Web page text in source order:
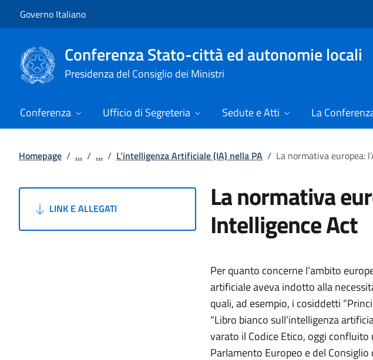
Governo Italiano
Conferenza Stato-città ed autonomie locali
Presidenza del Consiglio dei Ministri
Conferenza Ufficio di Segreteria Sedute e Atti La
Homepage / ... / ... / L’intelligenza Artificiale (IA) nella PA / La normativa europea:
LINK E ALLEGATI La normativa
Intelligence Act
Per quanto concerne l’ambito
artificiale aveva indotto alla
quali, ad esempio, i cosiddetti
“Libro bianco sull’intelligenza
varato il Codice Etico, oggi
Parlamento Europeo e del